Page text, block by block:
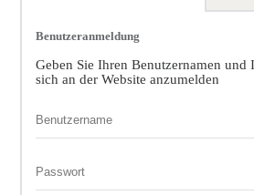
Benutzeranmeldung
Geben Sie Ihren Benutzernamen und
sich an der Website anzumelden